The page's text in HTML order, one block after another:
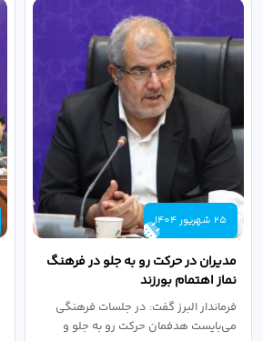
25 شهریور 1404
مدیران در حرکت رو به جلو در فرهنگ
نماز اهتمام بورزند
فرماندار البرز گفت: در جلسات فرهنگی
می‌بایست هدفمان حرکت رو به جلو و